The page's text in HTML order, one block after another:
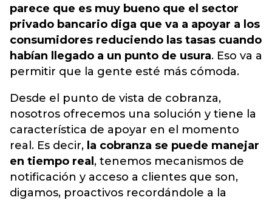
parece que es muy bueno que el sector
privado bancario diga que va a apoyar a los
consumidores reduciendo las tasas cuando
habían llegado a un punto de usura. Eso va a
permitir que la gente esté más cómoda.
Desde el punto de vista de cobranza,
nosotros ofrecemos una solución y tiene la
característica de apoyar en el momento
real. Es decir, la cobranza se puede manejar
en tiempo real , tenemos mecanismos de
notificación y acceso a clientes que son,
digamos, proactivos recordándole a la